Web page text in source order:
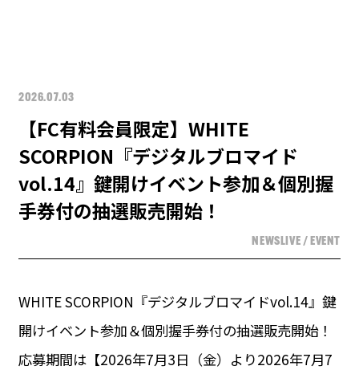
2026.07.03
【FC有料会員限定】WHITE
SCORPION『デジタルブロマイド
vol.14』鍵開けイベント参加＆個別握
手券付の抽選販売開始！
NEWS LIVE / EVENT
WHITE SCORPION『デジタルブロマイドvol.14』鍵
開けイベント参加＆個別握手券付の抽選販売開始！
応募期間は【2026年7月3日（金）より2026年7月7